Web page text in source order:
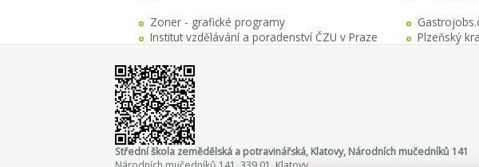
Zoner - grafické programy
Institut vzdělávání a poradenství ČZU v Praze
Plzeňský
Střední škola zemědělská a potravinářská, Klatovy, Národních mučedníků 141